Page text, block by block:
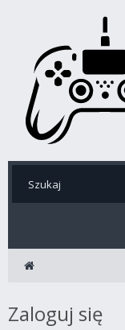
Zaloguj się